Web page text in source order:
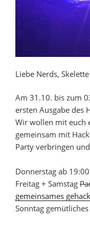
Liebe Nerds,
Am 31.10. bis zum
ersten Ausgabe des
Wir wollen mit euch
gemeinsam mit
Party verbringen
Donnerstag ab
Freitag + Samstag
gemeinsames
Sonntag